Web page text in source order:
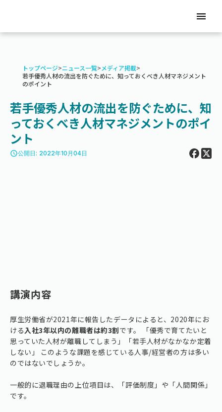
menu
トップページ>ニュース一覧>メディア掲載>
若手優秀人材の流出を防ぐために、知っておくべき人材マネジメント
のポイント
若手優秀人材の流出を防ぐために、知
っておくべき人材マネジメントのポイ
ント
access_time公開日: 2022年10月04日
講演内容
厚生労働省が2021年に報告したデータによると、2020年にお
ける入社3年以内の離職者は約3割です。 「優秀で育てたいと
思っていた人材が離職してしまう」「若手人材がなかなか定着
しない」 このような課題を感じている人事/経営者の方は多い
のではないでしょうか。
一般的に退職理由の上位項目は、「評価制度」や「人間関係」
です。